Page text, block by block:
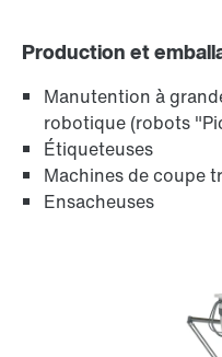
Modules logiciels
Production et
Manutention à
robotique (robots
Étiqueteuses
Machines de coupe
Ensacheuses